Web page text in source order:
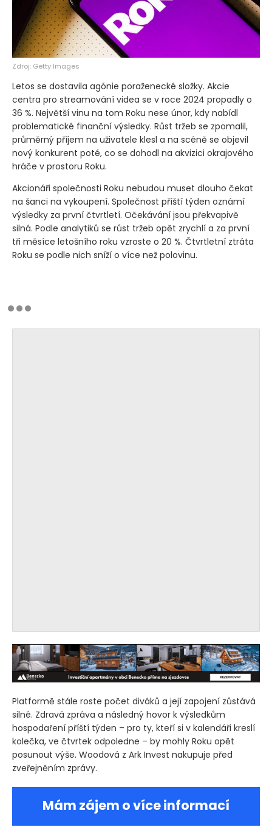
Zdroj: Getty Images
Letos se dostavila agónie poraženecké složky. Akcie
centra pro streamování videa se v roce 2024 propadly o
36 %. Největší vinu na tom Roku nese únor, kdy nabídl
problematické finanční výsledky. Růst tržeb se zpomalil,
průměrný příjem na uživatele klesl a na scéně se objevil
nový konkurent poté, co se dohodl na akvizici okrajového
hráče v prostoru Roku.
Akcionáři společnosti Roku nebudou muset dlouho čekat
na šanci na vykoupení. Společnost příští týden oznámí
výsledky za první čtvrtletí. Očekávání jsou překvapivě
silná. Podle analytiků se růst tržeb opět zrychlí a za první
tři měsíce letošního roku vzroste o 20 %. Čtvrtletní ztráta
Roku se podle nich sníží o více než polovinu.
Platformě stále roste počet diváků a její zapojení zůstává
silné. Zdravá zpráva a následný hovor k výsledkům
hospodaření příští týden – pro ty, kteří si v kalendáři kreslí
kolečka, ve čtvrtek odpoledne – by mohly Roku opět
posunout výše. Woodová z Ark Invest nakupuje před
zveřejněním zprávy.
Mám zájem o více informací